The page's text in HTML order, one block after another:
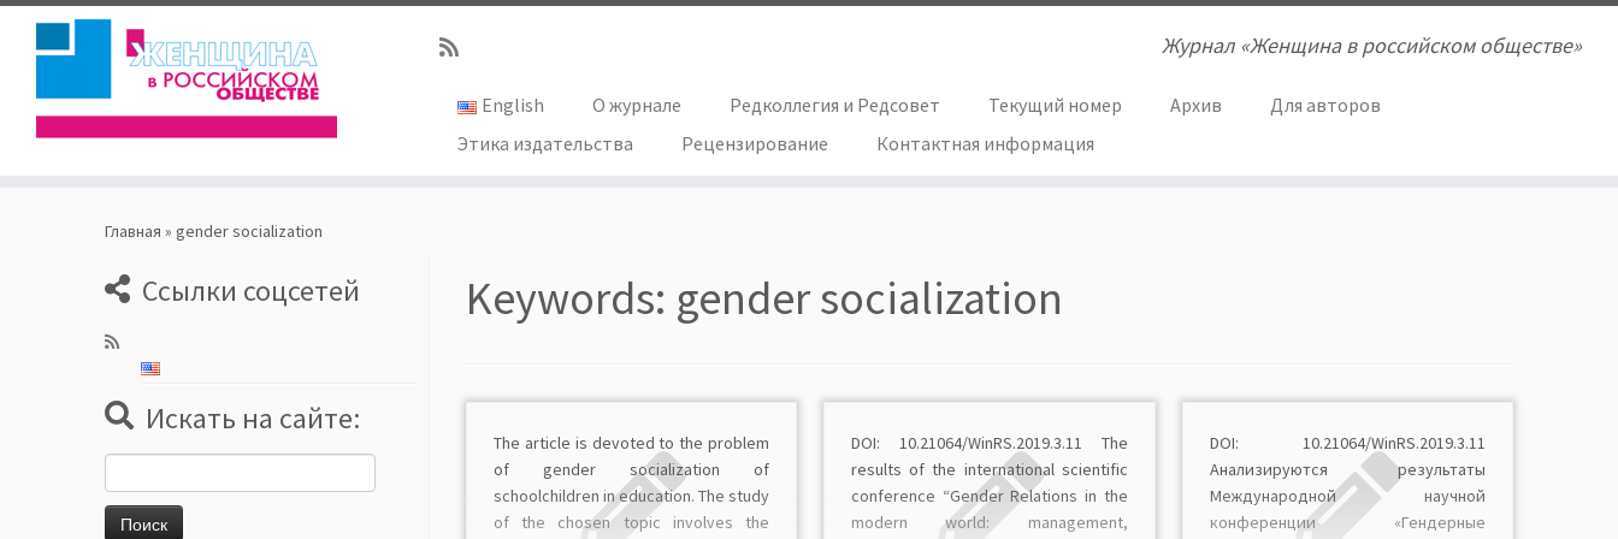
Журнал «Женщина в российском обществе»
English О журнале Редколлегия и Редсовет Текущий номер Архив
Для авторов
Этика издательства
Рецензирование Контактная информация
Главная » gender socialization
Ссылки соцсетей
Искать на сайте:
Keywords: gender socialization
The article is devoted to the problem
of gender socialization of
schoolchildren in education. The study
of the chosen topic involves the
DOI: 10.21064/WinRS.2019.3.11 The
results of the international scientific
conference “Gender Relations in the
modern world: management,
DOI: 10.21064/WinRS.2019.3.11
Анализируются результаты
Международной научной
конференции «Гендерные